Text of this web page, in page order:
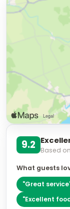
9.2 Based on
What guests
"Great service
"Excellent